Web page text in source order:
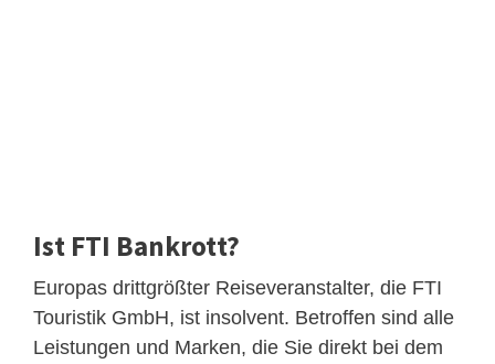
Ist FTI Bankrott?
Europas drittgrößter Reiseveranstalter, die FTI
Touristik GmbH, ist insolvent. Betroffen sind alle
Leistungen und Marken, die Sie direkt bei dem